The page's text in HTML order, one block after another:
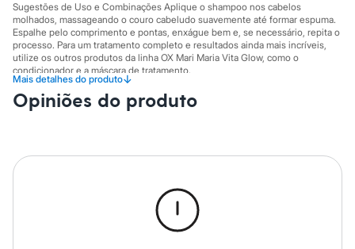
Moda íntima
Calcinhas
Cintas e Modeladores
Meias
Pijamas
Sutiãs e Tops
Moda praia
Biquínis
Personagens
Plus size
Sugestões de Uso e Combinações Aplique o shampoo nos cabelos
molhados, massageando o couro cabeludo suavemente até formar espuma.
Espalhe pelo comprimento e pontas, enxágue bem e, se necessário, repita o
processo. Para um tratamento completo e resultados ainda mais incríveis,
utilize os outros produtos da linha OX Mari Maria Vita Glow, como o
condicionador e a máscara de tratamento.
A gente se encontra na C&A! ❤
Mais detalhes do produto↓
Informacoes gerais:
Opiniões do produto